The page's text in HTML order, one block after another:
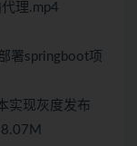
理.mp4
署springboot项
实现灰度发布